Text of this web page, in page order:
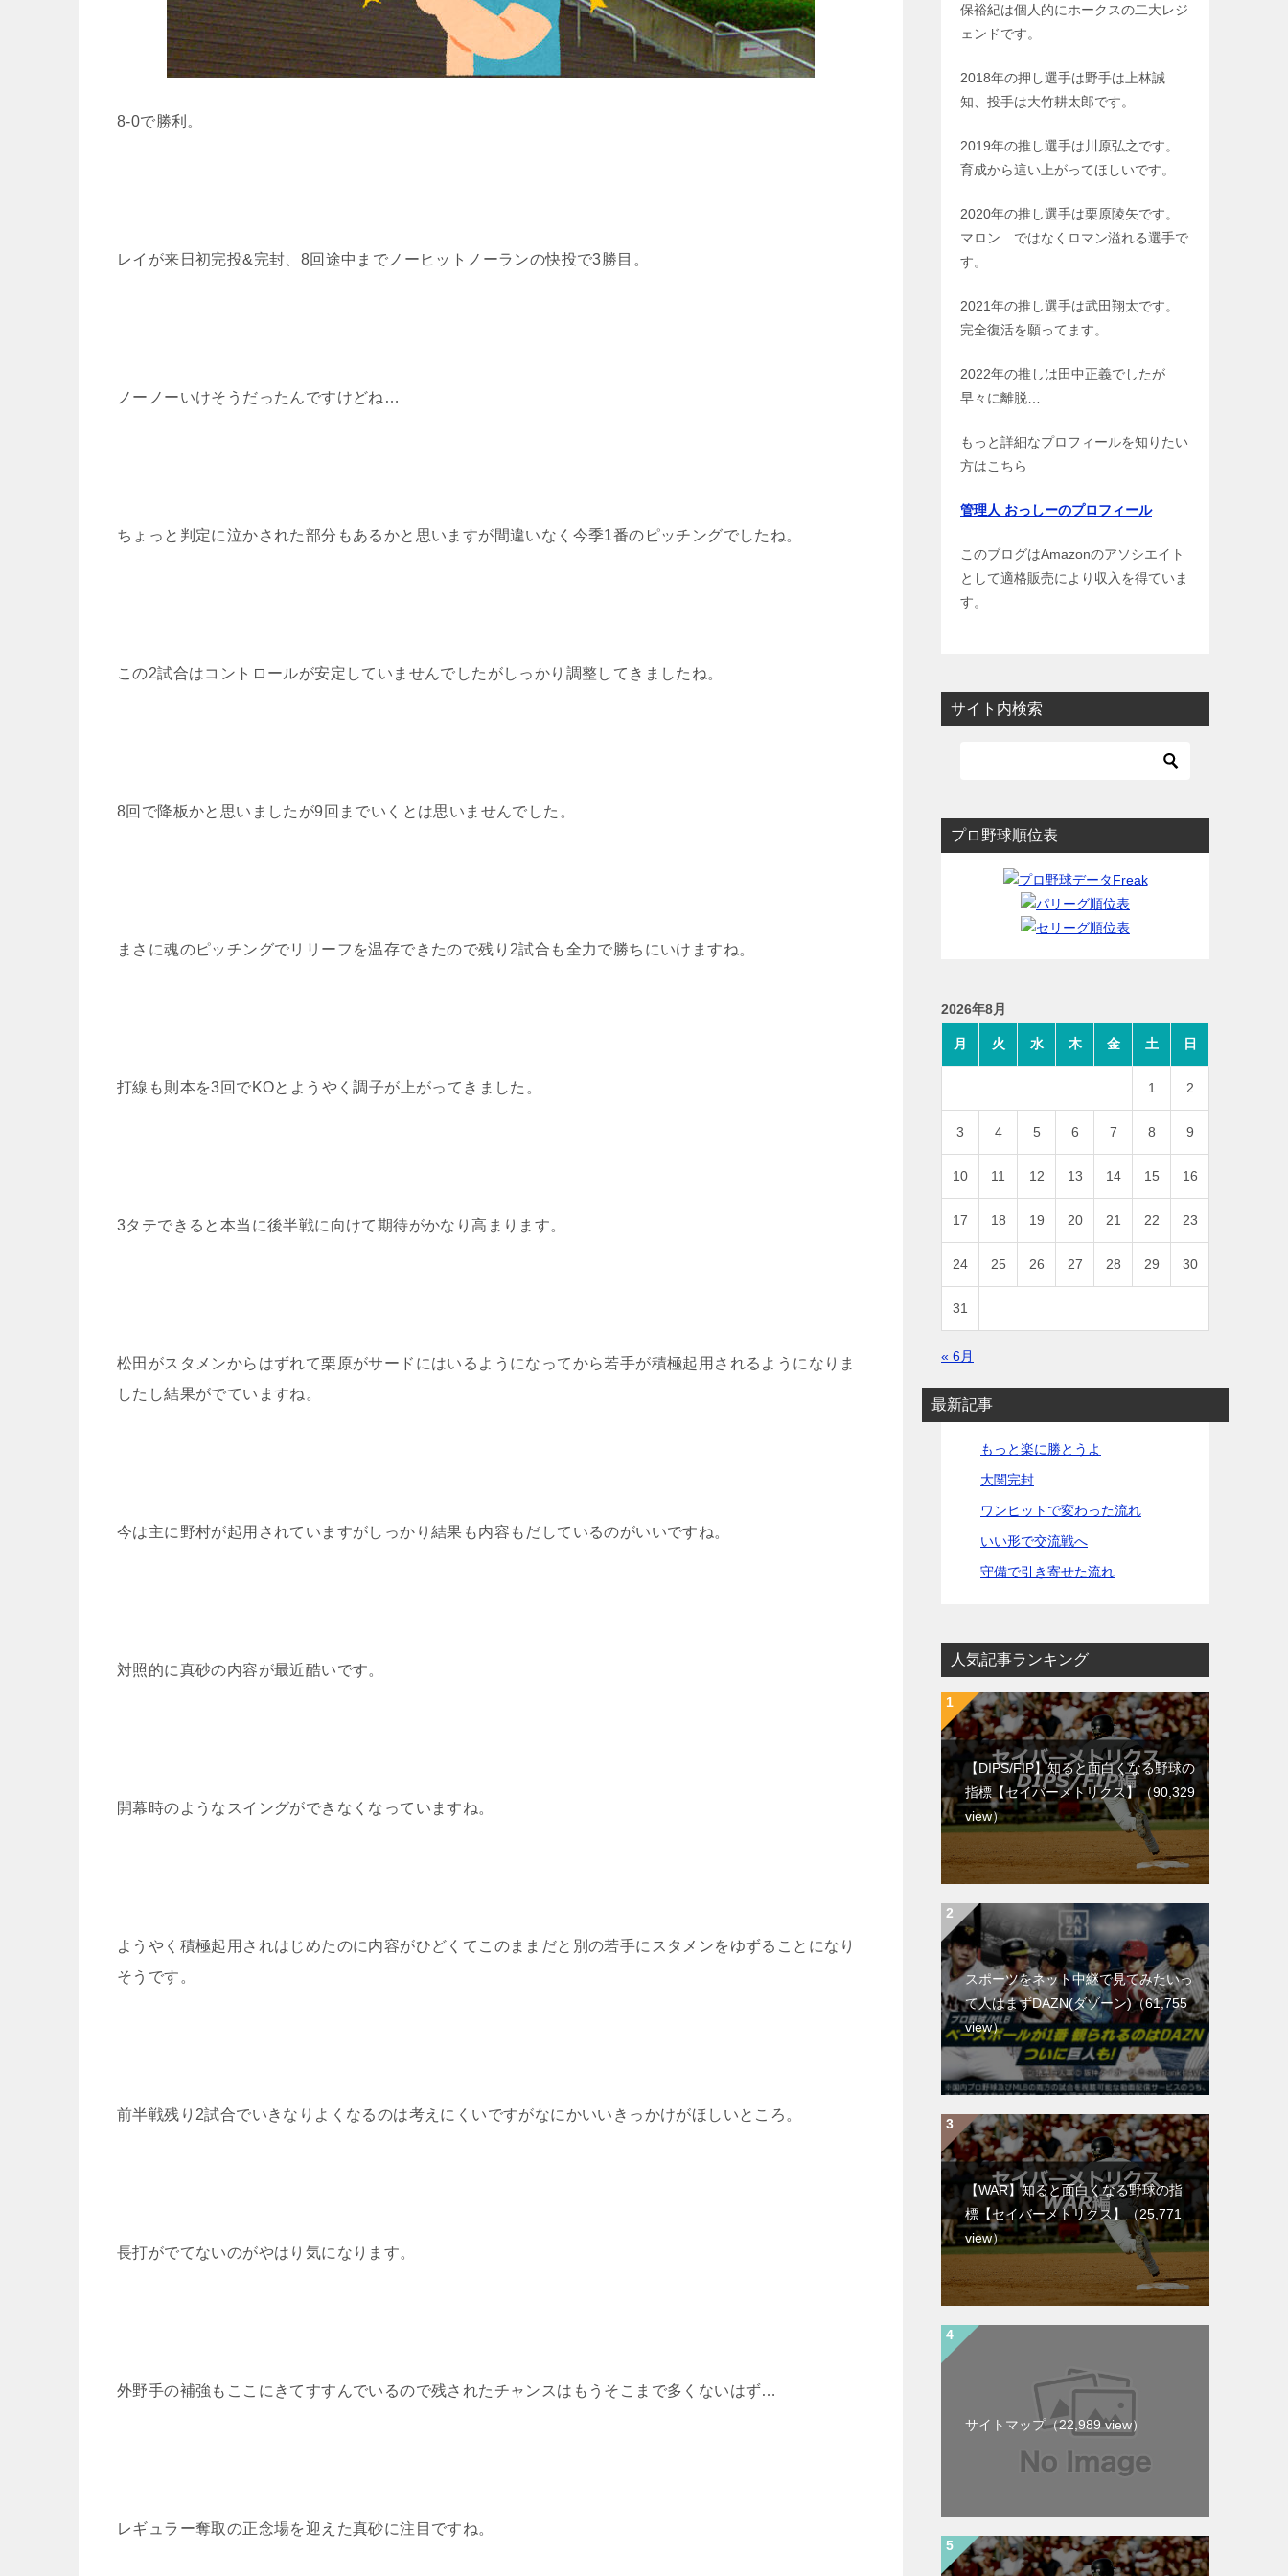
8-0で勝利。
レイが来日初完投&完封、8回途中までノーヒットノーランの快投で3勝目。
ノーノーいけそうだったんですけどね…
ちょっと判定に泣かされた部分もあるかと思いますが間違いなく今季1番のピッチングでしたね。
この2試合はコントロールが安定していませんでしたがしっかり調整してきましたね。
8回で降板かと思いましたが9回までいくとは思いませんでした。
まさに魂のピッチングでリリーフを温存できたので残り2試合も全力で勝ちにいけますね。
打線も則本を3回でKOとようやく調子が上がってきました。
3タテできると本当に後半戦に向けて期待がかなり高まります。
松田がスタメンからはずれて栗原がサードにはいるようになってから若手が積極起用されるようになりま
したし結果がでていますね。
今は主に野村が起用されていますがしっかり結果も内容もだしているのがいいですね。
対照的に真砂の内容が最近酷いです。
開幕時のようなスイングができなくなっていますね。
ようやく積極起用されはじめたのに内容がひどくてこのままだと別の若手にスタメンをゆずることになり
そうです。
前半戦残り2試合でいきなりよくなるのは考えにくいですがなにかいいきっかけがほしいところ。
長打がでてないのがやはり気になります。
外野手の補強もここにきてすすんでいるので残されたチャンスはもうそこまで多くないはず…
レギュラー奪取の正念場を迎えた真砂に注目ですね。
保裕紀は個人的にホークスの二大レジ
ェンドです。
2018年の押し選手は野手は上林誠
知、投手は大竹耕太郎です。
2019年の推し選手は川原弘之です。
育成から這い上がってほしいです。
2020年の推し選手は栗原陵矢です。
マロン…ではなくロマン溢れる選手で
す。
2021年の推し選手は武田翔太です。
完全復活を願ってます。
2022年の推しは田中正義でしたが
早々に離脱…
もっと詳細なプロフィールを知りたい
方はこちら
管理人 おっしーのプロフィール
このブログはAmazonのアソシエイト
として適格販売により収入を得ていま
す。
サイト内検索
プロ野球順位表
2026年8月
月 火 水 木 金 土 日
1 2
3 4 5 6 7 8 9
10 11 12 13 14 15 16
17 18 19 20 21 22 23
24 25 26 27 28 29 30
31
« 6月
最新記事
もっと楽に勝とうよ
大関完封
ワンヒットで変わった流れ
いい形で交流戦へ
守備で引き寄せた流れ
人気記事ランキング
【DIPS/FIP】知ると面白くなる野球の
指標【セイバーメトリクス】 （90,329
view）
スポーツをネット中継で見てみたいっ
て人はまずDAZN(ダゾーン)（61,755
view）
【WAR】知ると面白くなる野球の指
標【セイバーメトリクス】
（25,771
view）
サイトマップ（22,989 view）